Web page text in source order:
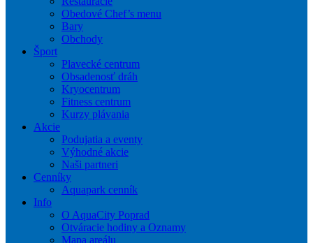
Obedové Chef’s menu
Bary
Obchody
Šport
Plavecké centrum
Obsadenosť dráh
Kryocentrum
Fitness centrum
Kurzy plávania
Akcie
Podujatia a eventy
Výhodné akcie
Naši partneri
Cenníky
Aquapark cenník
Info
O AquaCity Poprad
Otváracie hodiny a Oznamy
Mapa areálu